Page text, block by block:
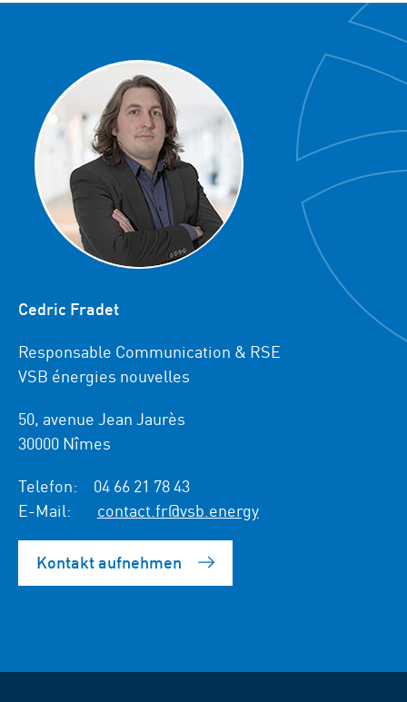
Cedric Fradet
Responsable Communication & RSE
VSB énergies nouvelles
50, avenue Jean Jaurès
30000 Nîmes
Telefon:
04 66 21 78 43
E-Mail:
contact.fr@vsb.energy
Kontakt aufnehmen